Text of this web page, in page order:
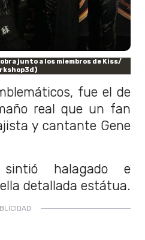
junto a los miembros de Kiss/
fue el de
real que un fan
y cantante Gene
halagado e
detallada estátua.